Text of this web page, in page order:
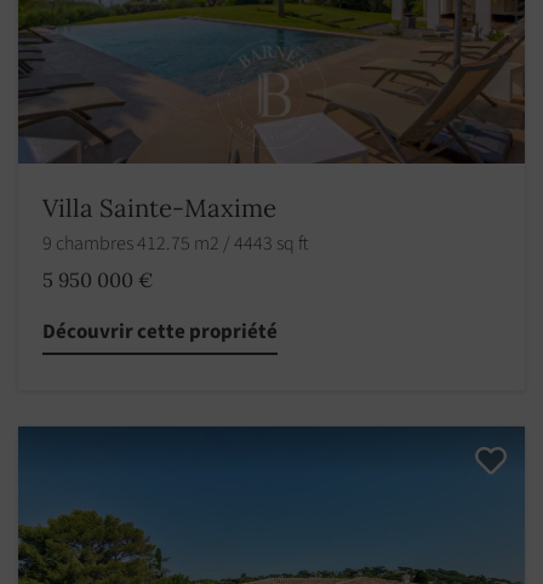
Villa Sainte-Maxime
9 chambres 412.75 m2 / 4443 sq ft
5 950 000 €
Découvrir cette propriété